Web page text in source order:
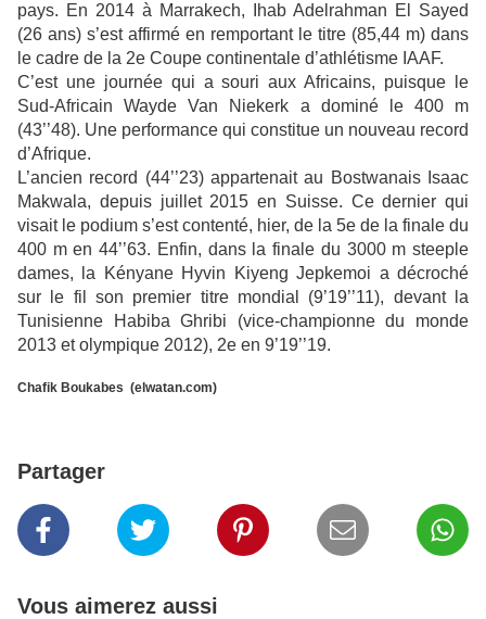
pays. En 2014 à Marrakech, Ihab Adelrahman El Sayed
(26 ans) s’est affirmé en remportant le titre (85,44 m) dans
le cadre de la 2e Coupe continentale d’athlétisme IAAF.
C’est une journée qui a souri aux Africains, puisque le
Sud-Africain Wayde Van Niekerk a dominé le 400 m
(43’’48). Une performance qui constitue un nouveau record
d’Afrique.
L’ancien record (44’’23) appartenait au Bostwanais Isaac
Makwala, depuis juillet 2015 en Suisse. Ce dernier qui
visait le podium s’est contenté, hier, de la 5e de la finale du
400 m en 44’’63. Enfin, dans la finale du 3000 m steeple
dames, la Kényane Hyvin Kiyeng Jepkemoi a décroché
sur le fil son premier titre mondial (9’19’’11), devant la
Tunisienne Habiba Ghribi (vice-championne du monde
2013 et olympique 2012), 2e en 9’19’’19.
Chafik Boukabes (elwatan.com)
Partager
Vous aimerez aussi